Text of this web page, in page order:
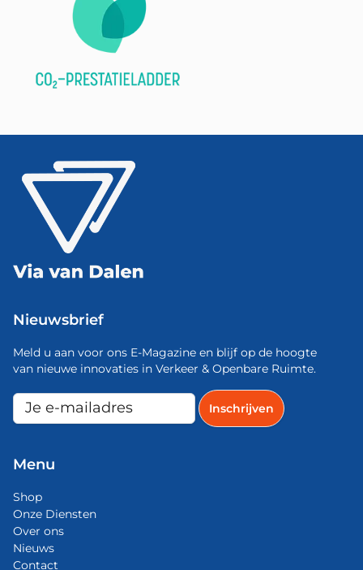
Nieuwsbrief
Meld u aan voor ons E-Magazine en blijf op de hoogte
van nieuwe innovaties in Verkeer & Openbare Ruimte.
Menu
Shop
Onze Diensten
Over ons
Nieuws
Contact